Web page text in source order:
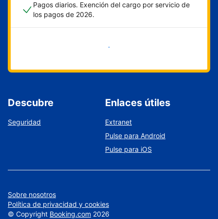
Pagos diarios. Exención del cargo por servicio de
los pagos de 2026.
Empieza ahora
Descubre
Seguridad
Enlaces útiles
Extranet
Pulse para Android
Pulse para iOS
Sobre nosotros
Política de privacidad y cookies
© Copyright Booking.com 2026